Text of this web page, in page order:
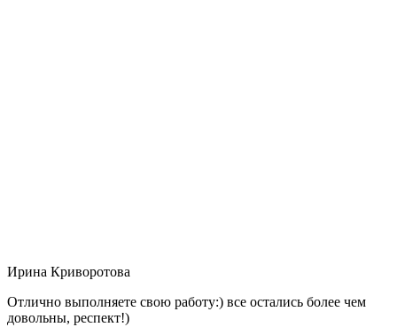
Ирина Криворотова
Отлично выполняете свою работу:) все остались более чем
довольны, респект!)